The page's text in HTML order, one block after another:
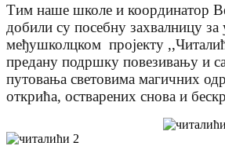
Тим наше школе и координатор
добили су посебну захвалницу за
међушколцком пројекту
предану подршку повезивању и
путовања световима магичних
открића, остварених снова и